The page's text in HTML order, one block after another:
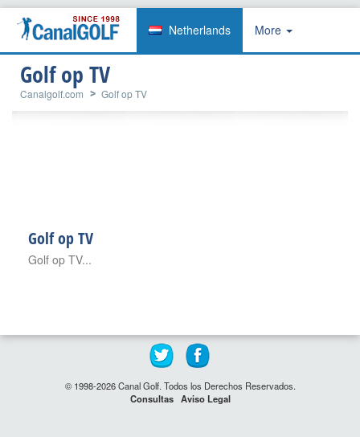
Netherlands More
Golf op TV
Canalgolf.com Golf op TV
Golf op TV
Golf op TV...
© 1998-2026 Canal Golf. Todos los Derechos Reservados.
Consultas Aviso Legal